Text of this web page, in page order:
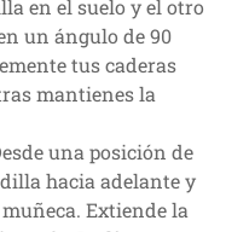
en el suelo y el otro
un ángulo de 90
tus caderas
mantienes la
una posición de
hacia adelante y
Extiende la